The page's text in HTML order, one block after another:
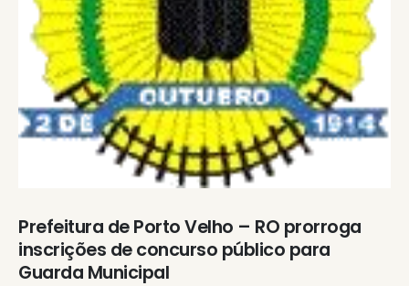
Prefeitura de Porto Velho – RO prorroga
inscrições de concurso público para
Guarda Municipal